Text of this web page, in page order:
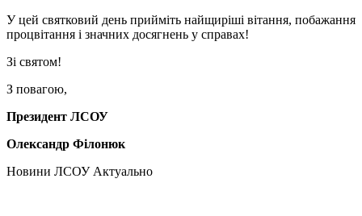
У цей святковий день прийміть найщиріші вітання, побажання
процвітання і значних досягнень у справах!
Зі святом!
З повагою,
Президент ЛСОУ
Олександр Філонюк
Hовини ЛСОУ Актуально